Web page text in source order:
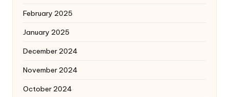
February 2025
January 2025
December 2024
November 2024
October 2024